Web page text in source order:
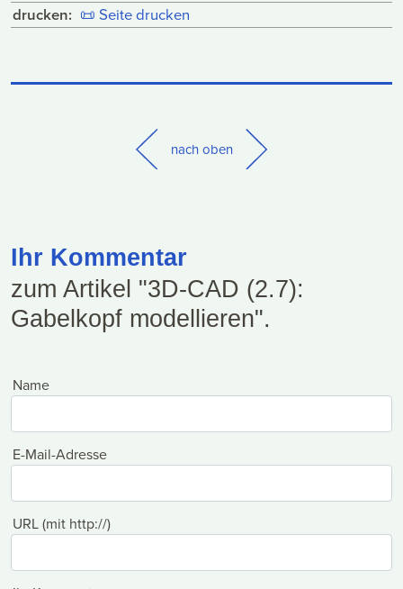
drucken: 📜 Seite drucken
nach oben
Ihr Kommentar
zum Artikel "3D-CAD (2.7):
Gabelkopf modellieren".
Name
E-Mail-Adresse
URL (mit http://)